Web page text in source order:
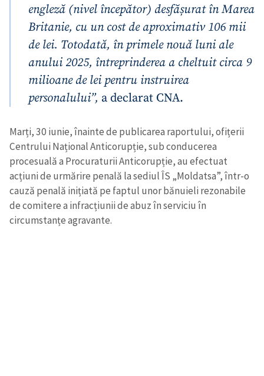
engleză (nivel începător) desfășurat în Marea
Britanie, cu un cost de aproximativ 106 mii
de lei. Totodată, în primele nouă luni ale
anului 2025, întreprinderea a cheltuit circa 9
milioane de lei pentru instruirea
personalului”, a declarat CNA.
Marți, 30 iunie, înainte de publicarea raportului, ofițerii
Centrului Național Anticorupție, sub conducerea
procesuală a Procuraturii Anticorupție, au efectuat
acțiuni de urmărire penală la sediul ÎS „Moldatsa”, într-o
cauză penală inițiată pe faptul unor bănuieli rezonabile
de comitere a infracțiunii de abuz în serviciu în
circumstanțe agravante.